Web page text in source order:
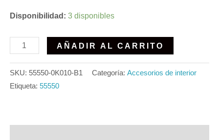
Disponibilidad: 3 disponibles
AÑADIR AL CARRITO
SKU: 55550-0K010-B1 Categoría: Accesorios de interior
Etiqueta: 55550